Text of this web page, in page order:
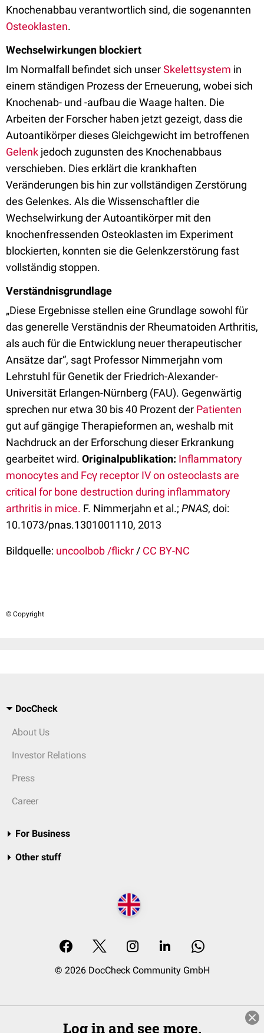
Knochenabbau verantwortlich sind, die sogenannten
Osteoklasten.
Wechselwirkungen blockiert
Im Normalfall befindet sich unserSkelettsystem in
einem ständigen Prozess der Erneuerung, wobei sich
Knochenab- und -aufbau die Waage halten. Die
Arbeiten der Forscher haben jetzt gezeigt, dass die
Autoantikörper dieses Gleichgewicht im betroffenen
Gelenk jedoch zugunsten des Knochenabbaus
verschieben. Dies erklärt die krankhaften
Veränderungen bis hin zur vollständigen Zerstörung
des Gelenkes. Als die Wissenschaftler die
Wechselwirkung der Autoantikörper mit den
knochenfressenden Osteoklasten im Experiment
blockierten, konnten sie die Gelenkzerstörung fast
vollständig stoppen.
Verständnisgrundlage
„Diese Ergebnisse stellen eine Grundlage sowohl für
das generelle Verständnis der Rheumatoiden Arthritis,
als auch für die Entwicklung neuer therapeutischer
Ansätze dar“, sagt Professor Nimmerjahn vom
Lehrstuhl für Genetik der Friedrich-Alexander-
Universität Erlangen-Nürnberg (FAU). Gegenwärtig
sprechen nur etwa 30 bis 40 Prozent der Patienten
gut auf gängige Therapieformen an, weshalb mit
Nachdruck an der Erforschung dieser Erkrankung
gearbeitet wird. Originalpublikation: Inflammatory
monocytes and Fcγ receptor IV on osteoclasts are
critical for bone destruction during inflammatory
arthritis in mice. F. Nimmerjahn et al.; PNAS, doi:
10.1073/pnas.1301001110, 2013
Bildquelle: uncoolbob /flickr / CC BY-NC
© Copyright
DocCheck
About Us
Investor Relations
Press
Career
For Business
Other stuff
© 2026 DocCheck Community GmbH
Log in and see more.